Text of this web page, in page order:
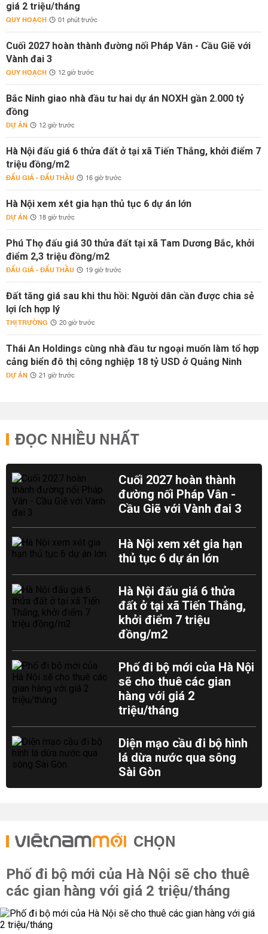
giá 2 triệu/tháng
QUY HOẠCH 01 phút trước
Cuối 2027 hoàn thành đường nối Pháp Vân - Cầu Giẽ với
Vành đai 3
QUY HOẠCH 12 giờ trước
Bắc Ninh giao nhà đầu tư hai dự án NOXH gần 2.000 tỷ
đồng
DỰ ÁN 12 giờ trước
Hà Nội đấu giá 6 thửa đất ở tại xã Tiến Thắng, khởi điểm 7
triệu đồng/m2
ĐẤU GIÁ - ĐẤU THẦU 16 giờ trước
Hà Nội xem xét gia hạn thủ tục 6 dự án lớn
DỰ ÁN 18 giờ trước
Phú Thọ đấu giá 30 thửa đất tại xã Tam Dương Bắc, khởi
điểm 2,3 triệu đồng/m2
ĐẤU GIÁ - ĐẤU THẦU 19 giờ trước
Đất tăng giá sau khi thu hồi: Người dân cần được chia sẻ
lợi ích hợp lý
THỊ TRƯỜNG 20 giờ trước
Thái An Holdings cùng nhà đầu tư ngoại muốn làm tổ hợp
cảng biển đô thị công nghiệp 18 tỷ USD ở Quảng Ninh
DỰ ÁN 21 giờ trước
ĐỌC NHIỀU NHẤT
Cuối 2027 hoàn thành
đường nối Pháp Vân -
Cầu Giẽ với Vành đai 3
Hà Nội xem xét gia hạn
thủ tục 6 dự án lớn
Hà Nội đấu giá 6 thửa
đất ở tại xã Tiến Thắng,
khởi điểm 7 triệu
đồng/m2
Phố đi bộ mới của Hà Nội
sẽ cho thuê các gian
hàng với giá 2
triệu/tháng
Diện mạo cầu đi bộ hình
lá dừa nước qua sông
Sài Gòn
CHỌN
Phố đi bộ mới của Hà Nội sẽ cho thuê
các gian hàng với giá 2 triệu/tháng